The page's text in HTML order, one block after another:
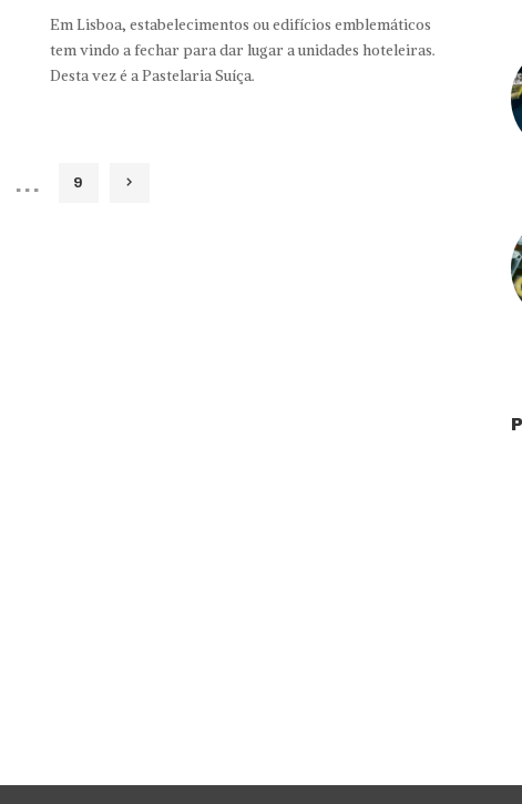
Em Lisboa, estabelecimentos ou edifícios emblemáticos
tem vindo a fechar para dar lugar a unidades hoteleiras.
Desta vez é a Pastelaria Suíça.
… 9